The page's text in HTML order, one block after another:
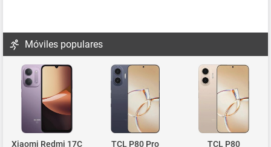
Móviles populares
Xiaomi Redmi 17C TCL P80 Pro TCL P80